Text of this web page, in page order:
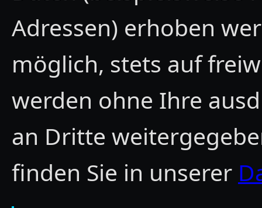
Adressen) erhoben
möglich, stets auf
werden ohne Ihre
an Dritte
finden Sie in unserer